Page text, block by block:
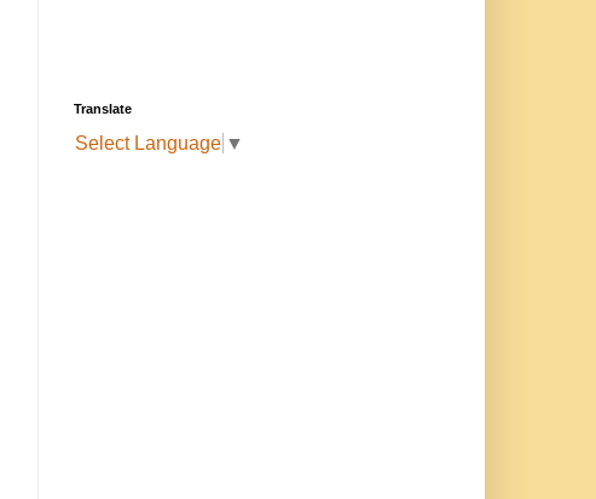
Translate
Select Language ▼